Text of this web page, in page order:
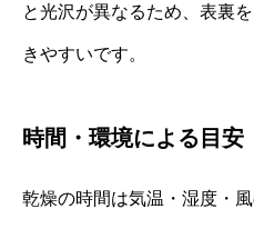
と光沢が異なるため、表裏
きやすいです。
時間・環境による目安
乾燥の時間は気温・湿度・